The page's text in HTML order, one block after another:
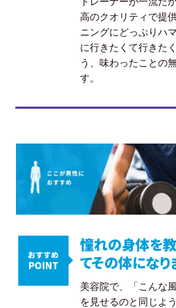
高のクオリティで提
ニングにどっぷりハ
に行きたくて行きた
う、味わったことの
す。
憧れの身体を教
てその体になり
美容院で、「こんな
を見せるのと同じよ